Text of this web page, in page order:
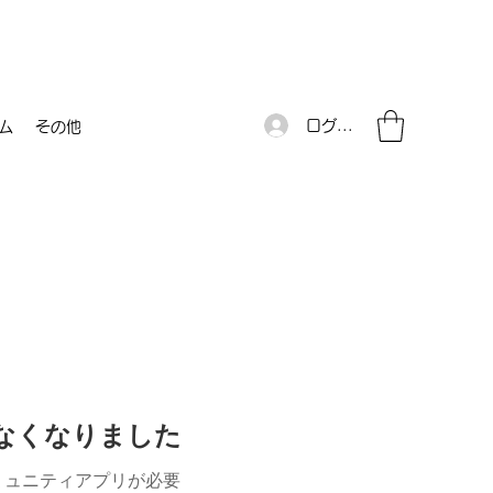
その他 ログイン
くなりました
ニティアプリが必要